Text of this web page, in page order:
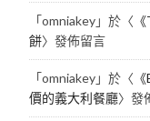
「omniakey」於〈
餅〉發佈留言
「omniakey」於〈
價的義大利餐廳〉發